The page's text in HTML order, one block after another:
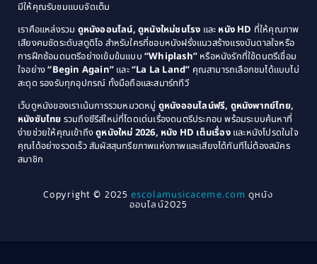
Coming of Age ก้าวพ้นวัย(1)
Coming-of-Age(3)
Community(1)
Crime อาชญากรรม(78)
Cult Film(4)
1979
1978
1976
1975
1974
1971
1970
1969
1968
1964
1963
1940
มีให้คุณรับชมแบบจัดเต็ม
เราคือแหล่งรวม ดูหนังออนไลน์, ดูหนังใหม่ชนโรง และ หนัง HD ที่ให้คุณภาพ
เสียงคมชัดระดับสตูดิโอ สำหรับใครที่ชอบหนังฝรั่งแนวสร้างแรงบันดาลใจหรือ
การฝึกซ้อมดนตรีอย่างเข้มข้นแบบ “Whiplash” หรือหนังรักที่ใช้ดนตรีเชื่อม
ใจอย่าง“Begin Again” และ“La La Land” คุณสามารถเลือกชมได้แบบไม่
สะดุด รองรับทุกอุปกรณ์ ทั้งมือถือและสมาร์ททีวี
เว็บดูหนังของเราเน้นการรวมหมวดหมู่ ดูหนังออนไลน์ฟรี, ดูหนังพากย์ไทย,
หนังซับไทย รวมถึงซีรีส์ใหม่ที่โดดเด่นเรื่องดนตรีประกอบ พร้อมระบบค้นหาที่
ง่ายช่วยให้คุณเข้าถึงดูหนังใหม่ 2026, หนัง HD เต็มเรื่องและหนังโปรดในใจ
คุณได้อย่างรวดเร็ว สัมผัสสุนทรียภาพแห่งภาพและเสียงได้ทันทีไม่ต้องสมัคร
สมาชิก
Copyright © 2025escolamusicaceme.com ดูหนัง
ออนไลน์2025